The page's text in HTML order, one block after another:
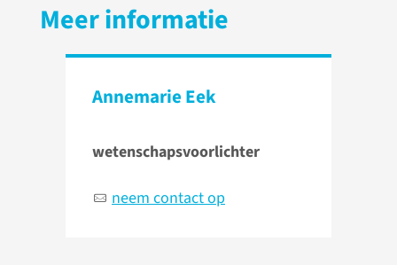
Meer informatie
Annemarie Eek
wetenschapsvoorlichter
neem contact op